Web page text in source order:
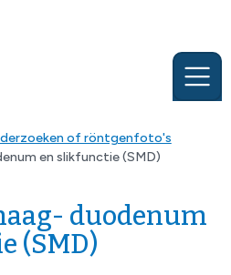
of röntgenfoto's
en slikfunctie (SMD)
duodenum
(SMD)